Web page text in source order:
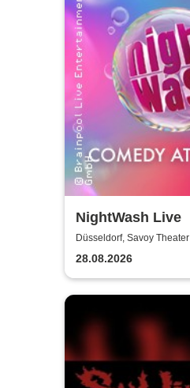
NightWash Live
Düsseldorf, Savoy Theater
28.08.2026